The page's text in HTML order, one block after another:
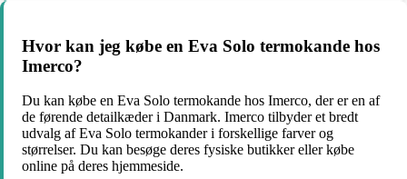
Hvor kan jeg købe en Eva Solo termokande hos
Imerco?
Du kan købe en Eva Solo termokande hos Imerco, der er en af
de førende detailkæder i Danmark. Imerco tilbyder et bredt
udvalg af Eva Solo termokander i forskellige farver og
størrelser. Du kan besøge deres fysiske butikker eller købe
online på deres hjemmeside.